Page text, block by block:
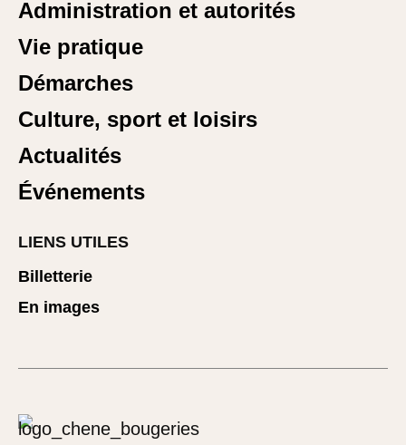
Administration et autorités
Vie pratique
Démarches
Culture, sport et loisirs
Actualités
Événements
LIENS UTILES
Billetterie
En images